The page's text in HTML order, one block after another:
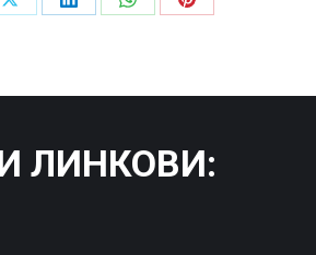
Share
Share
Share
Share
ЛИНКОВИ: